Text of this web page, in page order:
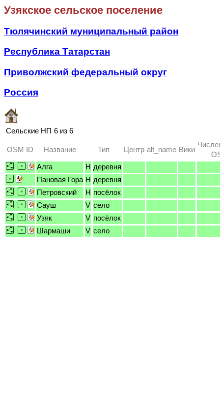
Узякское сельское поселение
Тюлячинский муниципальный район
Республика Татарстан
Приволжский федеральный округ
Россия
Сельские НП 6 из 6
OSM ID Название Тип Центр alt_name Вики
Алга
H деревня
Пановая Гора H деревня
Петровский
H посёлок
Сауш
V село
Узяк
V посёлок
Шармаши
V село